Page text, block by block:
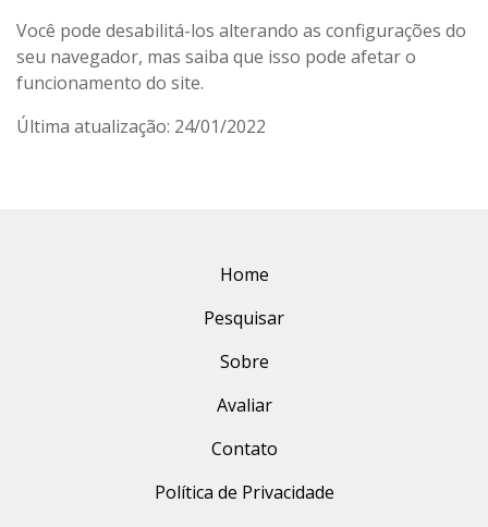
Você pode desabilitá-los alterando as configurações do
seu navegador, mas saiba que isso pode afetar o
funcionamento do site.
Última atualização: 24/01/2022
Home
Pesquisar
Sobre
Avaliar
Contato
Política de Privacidade